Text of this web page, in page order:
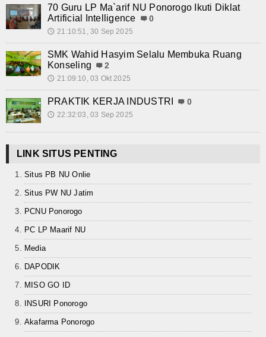
Sekilas Data Sekolah
Miso Farma
Guru dan Karyawan
Siswa Aktif
Foto Kegiatan
Unduh
Agenda
Unit Produksi
70 Guru LP Ma`arif NU Ponorogo Ikuti Diklat
Artificial Intelligence
0
🕔 21:10:51, 30 Sep 2025
SMK Wahid Hasyim Selalu Membuka Ruang
Konseling
2
🕔 21:09:10, 03 Okt 2025
PRAKTIK KERJA INDUSTRI 0
🕔 22:32:03, 03 Sep 2025
LINK SITUS PENTING
Situs PB NU Onlie
Situs PW NU Jatim
PCNU Ponorogo
PC LP Maarif NU
Media
DAPODIK
MISO GO ID
INSURI Ponorogo
Akafarma Ponorogo